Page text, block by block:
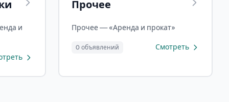
и
Прочее
Прочее — «Аренда и прокат»
0 объявлений Смотреть